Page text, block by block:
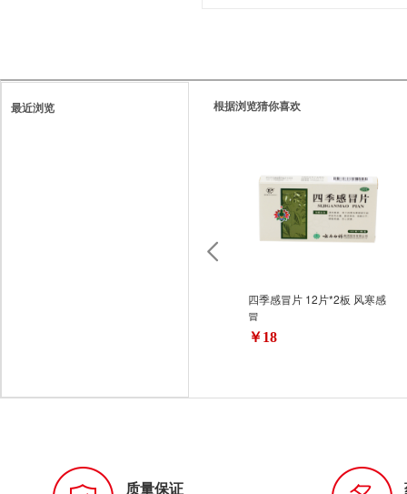
最近浏览 根据浏览猜你喜欢
四季感冒片 12片*2板 风寒感
冒
￥18
质量保证